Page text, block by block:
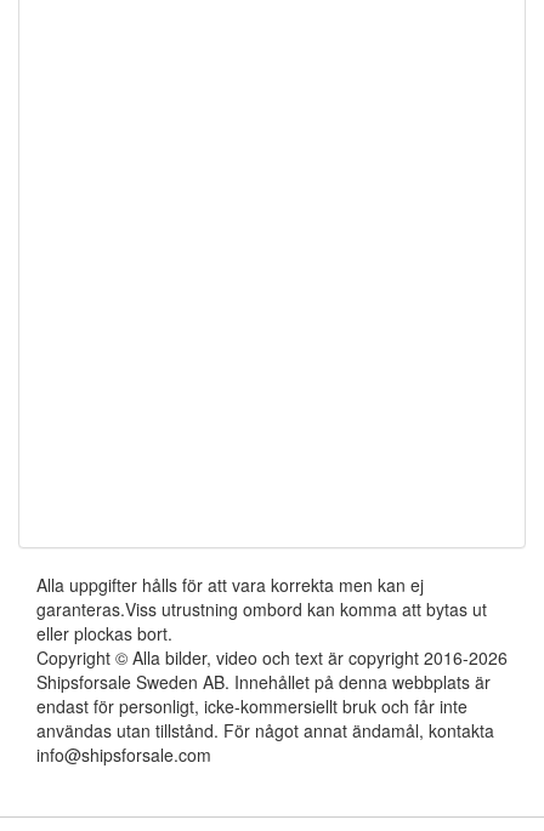
Alla uppgifter hålls för att vara korrekta men kan ej
garanteras.Viss utrustning ombord kan komma att bytas ut
eller plockas bort.
Copyright © Alla bilder, video och text är copyright 2016-2026
Shipsforsale Sweden AB. Innehållet på denna webbplats är
endast för personligt, icke-kommersiellt bruk och får inte
användas utan tillstånd. För något annat ändamål, kontakta
info@shipsforsale.com